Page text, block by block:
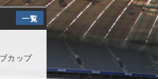
一覧
カップ